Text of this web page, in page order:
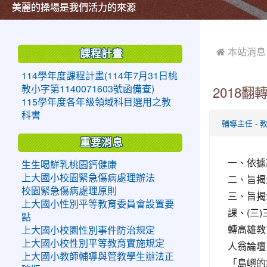
美麗的操場是我們活力的來源
美麗的操場是我們活力的來源
煥然一新的小司令台
煥然一新的小司令台
富含桃園埤塘田園風光意象的中廊
富含桃園埤塘田園風光意象的中廊
嶄新的中庭廣場
嶄新的中庭廣場
水生池生生不息
水生池生生不息
 本站消息
2018翻
輔導主任 -
一、依
二、旨
三、旨
課、(三)
轉高雄
人翁論
「島嶼
課程計畫
114學年度課程計畫(114年7月31日桃
教小字第1140071603號函備查)
115學年度各年級領域科目選用之教
科書
重要消息
生生喝鮮乳桃園鈣健康
上大國小校園緊急傷病處理辦法
校園緊急傷病處理原則
上大國小性別平等教育委員會設置要
點
上大國小校園性別事件防治規定
上大國小校性別平等教育實施規定
上大國小教師輔導與管教學生辦法正